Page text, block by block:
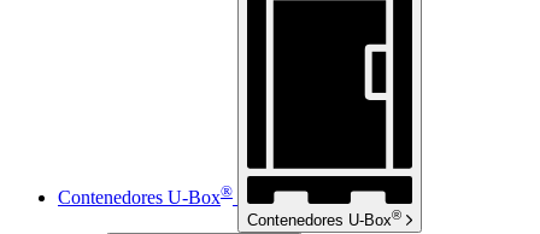
Contenedores U-Box®
Contenedores U-Box®